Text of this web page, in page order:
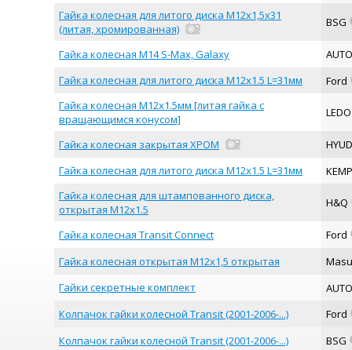
Гайка колесная для литого диска М12х1,5х31
(литая, хромированная)
BSG
Гайка колесная M14 S-Max, Galaxy
Гайка колесная для литого диска М12х1.5 L=31мм
Ford
Гайка колесная М12х1.5мм [литая гайка с
вращающимся конусом]
Гайка колесная закрытая ХРОМ
Гайка колесная для литого диска М12х1.5 L=31мм
Гайка колесная для штампованного диска,
открытая М12х1.5
H&Q
Гайка колесная Transit Connect Ford
Гайка колесная открытая М12х1,5 открытая
Гайки секретные комплект
Колпачок гайки колесной Transit (2001-2006-...)
Ford
Колпачок гайки колесной Transit (2001-2006-...) BSG